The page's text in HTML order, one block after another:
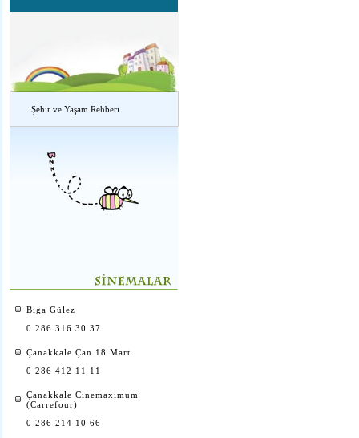
Şehir ve Yaşam Rehberi
Biga Gülez
0 286 316 30 37
Çanakkale Çan 18 Mart
0 286 412 11 11
Çanakkale Cinemaximum
(Carrefour)
0 286 214 10 66